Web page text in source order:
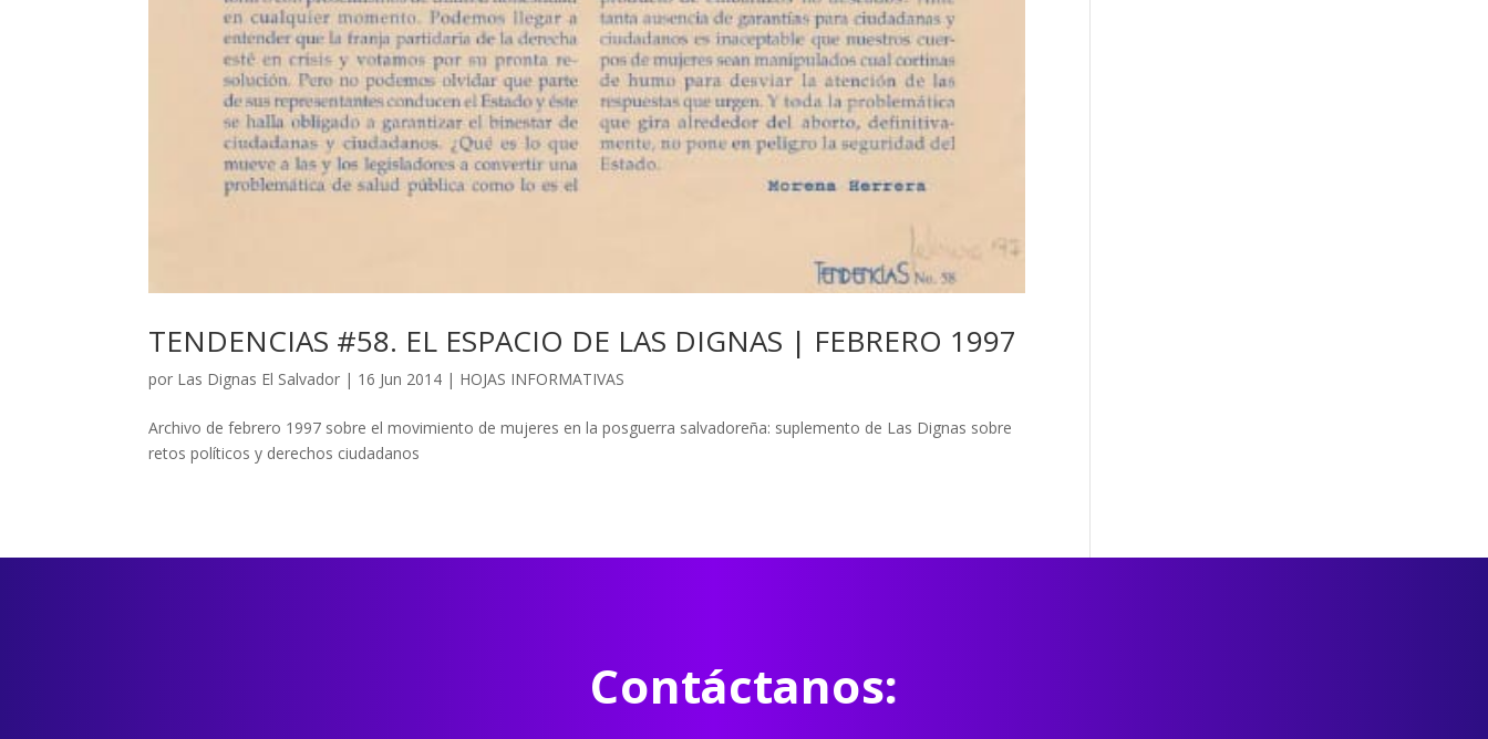
TENDENCIAS #58. EL ESPACIO DE LAS DIGNAS | FEBRERO 1997
por Las Dignas El Salvador | 16 Jun 2014 | HOJAS INFORMATIVAS
Archivo de febrero 1997 sobre el movimiento de mujeres en la posguerra salvadoreña: suplemento de Las Dignas sobre
retos políticos y derechos ciudadanos
Contáctanos: